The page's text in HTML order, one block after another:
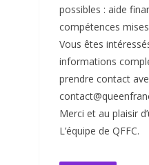
possibles : aide
compétences
Vous êtes
informations
prendre contact
Merci et au plaisir
L’équipe de QFFC.